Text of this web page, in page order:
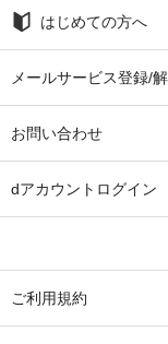
はじめての方へ
メールサービス登録/
お問い合わせ
dアカウントログイン
ご利用規約